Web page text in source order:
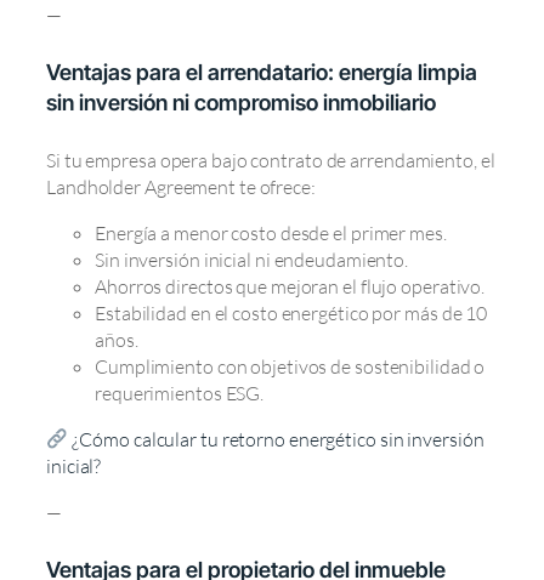
—
Ventajas para el arrendatario: energía limpia
sin inversión ni compromiso inmobiliario
Si tu empresa opera bajo contrato de arrendamiento, el
Landholder Agreement te ofrece:
Energía a menor costo desde el primer mes.
Sin inversión inicial ni endeudamiento.
Ahorros directos que mejoran el flujo operativo.
Estabilidad en el costo energético por más de 10
años.
Cumplimiento con objetivos de sostenibilidad o
requerimientos ESG.
¿Cómo calcular tu retorno energético sin inversión
inicial?
—
Ventajas para el propietario del inmueble